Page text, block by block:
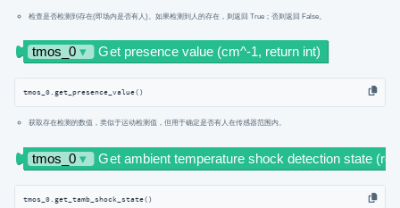
检查是否检测到存在(即场内是否有人)。如果检测到人的存在，则返回 True；否则返回 False。
tmos_0.get_presence_value()
获取存在检测的数值，类似于运动检测值，但用于确定是否有人在传感器范围内。
tmos_0.get_tamb_shock_state()